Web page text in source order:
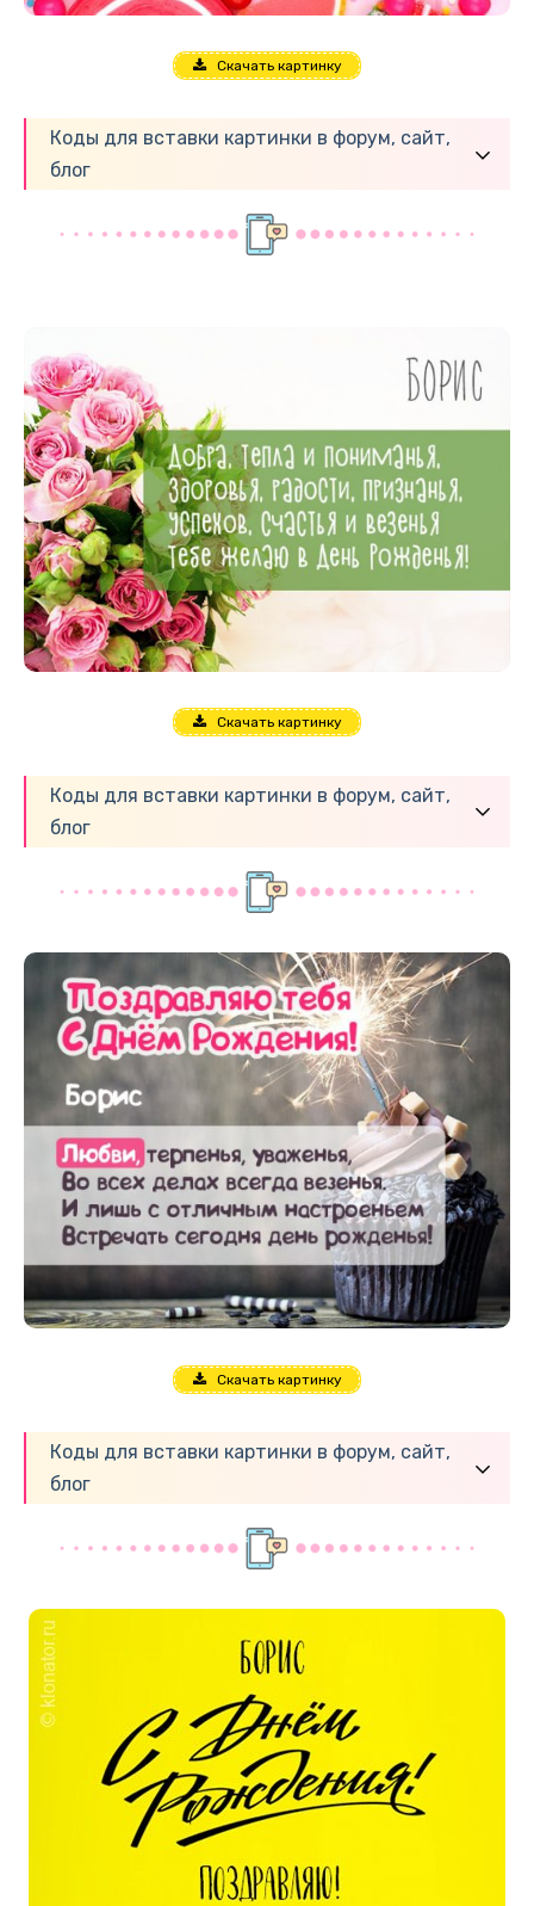
Скачать картинку
Коды для вставки картинки в форум, сайт,
блог
Скачать картинку
Коды для вставки картинки в форум, сайт,
блог
Скачать картинку
Коды для вставки картинки в форум, сайт,
блог